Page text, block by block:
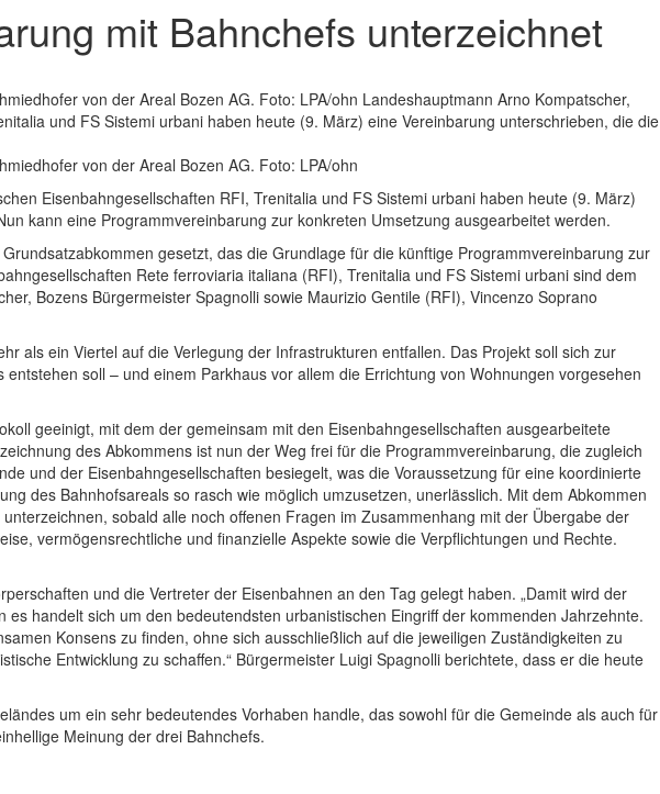
mit Bahnchefs unterzeichnet
von der Areal Bozen AG. Foto: LPA/ohn Landeshauptmann Arno Kompatscher,
und FS Sistemi urbani haben heute (9. März) eine Vereinbarung unterschrieben, die die
von der Areal Bozen AG. Foto: LPA/ohn
Eisenbahngesellschaften RFI, Trenitalia und FS Sistemi urbani haben heute (9. März)
kann eine Programmvereinbarung zur konkreten Umsetzung ausgearbeitet werden.
gesetzt, das die Grundlage für die künftige Programmvereinbarung zur
Rete ferroviaria italiana (RFI), Trenitalia und FS Sistemi urbani sind dem
Bozens Bürgermeister Spagnolli sowie Maurizio Gentile (RFI), Vincenzo Soprano
als ein Viertel auf die Verlegung der Infrastrukturen entfallen. Das Projekt soll sich zur
soll – und einem Parkhaus vor allem die Errichtung von Wohnungen vorgesehen
geeinigt, mit dem der gemeinsam mit den Eisenbahngesellschaften ausgearbeitete
des Abkommens ist nun der Weg frei für die Programmvereinbarung, die zugleich
und der Eisenbahngesellschaften besiegelt, was die Voraussetzung für eine koordinierte
des Bahnhofsareals so rasch wie möglich umzusetzen, unerlässlich. Mit dem Abkommen
sobald alle noch offenen Fragen im Zusammenhang mit der Übergabe der
vermögensrechtliche und finanzielle Aspekte sowie die Verpflichtungen und Rechte.
und die Vertreter der Eisenbahnen an den Tag gelegt haben. „Damit wird der
handelt sich um den bedeutendsten urbanistischen Eingriff der kommenden Jahrzehnte.
Konsens zu finden, ohne sich ausschließlich auf die jeweiligen Zuständigkeiten zu
Entwicklung zu schaffen.“ Bürgermeister Luigi Spagnolli berichtete, dass er die heute
um ein sehr bedeutendes Vorhaben handle, das sowohl für die Gemeinde als auch für
Meinung der drei Bahnchefs.